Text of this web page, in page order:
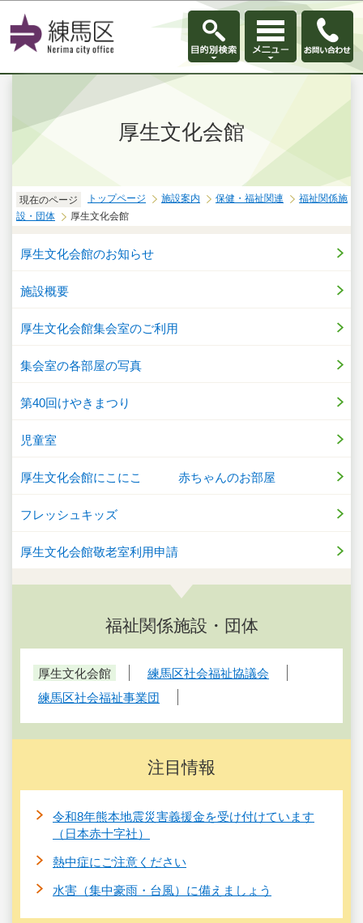
このページの本文へ移動
厚生文化会館
現在のページ トップページ 施設案内 保健・福祉関連
福祉関係施
設・団体
厚生文化会館
厚生文化会館のお知らせ
施設概要
厚生文化会館集会室のご利用
集会室の各部屋の写真
第40回けやきまつり
児童室
厚生文化会館にこにこ 赤ちゃんのお部屋
フレッシュキッズ
厚生文化会館敬老室利用申請
福祉関係施設・団体
厚生文化会館
練馬区社会福祉協議会
練馬区社会福祉事業団
注目情報
令和8年熊本地震災害義援金を受け付けています
（日本赤十字社）
熱中症にご注意ください
水害（集中豪雨・台風）に備えましょう